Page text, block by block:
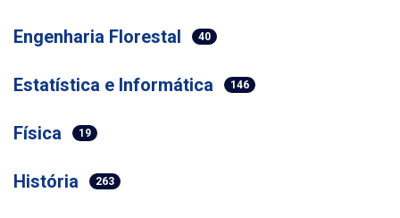
Engenharia Florestal 40
Estatística e Informática 146
Física 19
História 263